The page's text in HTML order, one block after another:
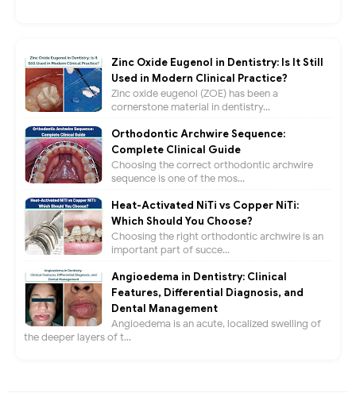
Zinc Oxide Eugenol in Dentistry: Is It Still
Used in Modern Clinical Practice?
Zinc oxide eugenol (ZOE) has been a
cornerstone material in dentistry...
Orthodontic Archwire Sequence:
Complete Clinical Guide
Choosing the correct orthodontic archwire
sequence is one of the mos...
Heat-Activated NiTi vs Copper NiTi:
Which Should You Choose?
Choosing the right orthodontic archwire is an
important part of succe...
Angioedema in Dentistry: Clinical
Features, Differential Diagnosis, and
Dental Management
Angioedema is an acute, localized swelling of
the deeper layers of t...